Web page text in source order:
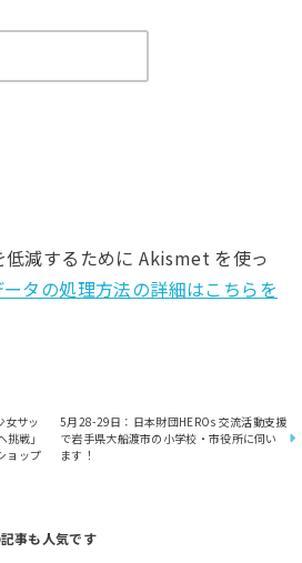
低減するために Akismet を使っ
タの処理方法の詳細はこちらを
女サッ
戦」
ョップ
5月28-29日：日本財団HEROs 交流活動支援
で岩手県大船渡市の小学校・市役所に伺い
ます！